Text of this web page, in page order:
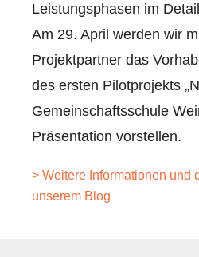
Leistungsphasen im
Am 29. April werden wir
Projektpartner das
des ersten Pilotprojekts
Gemeinschaftsschule
Präsentation vorstellen.
> Weitere Informationen und
unserem Blog